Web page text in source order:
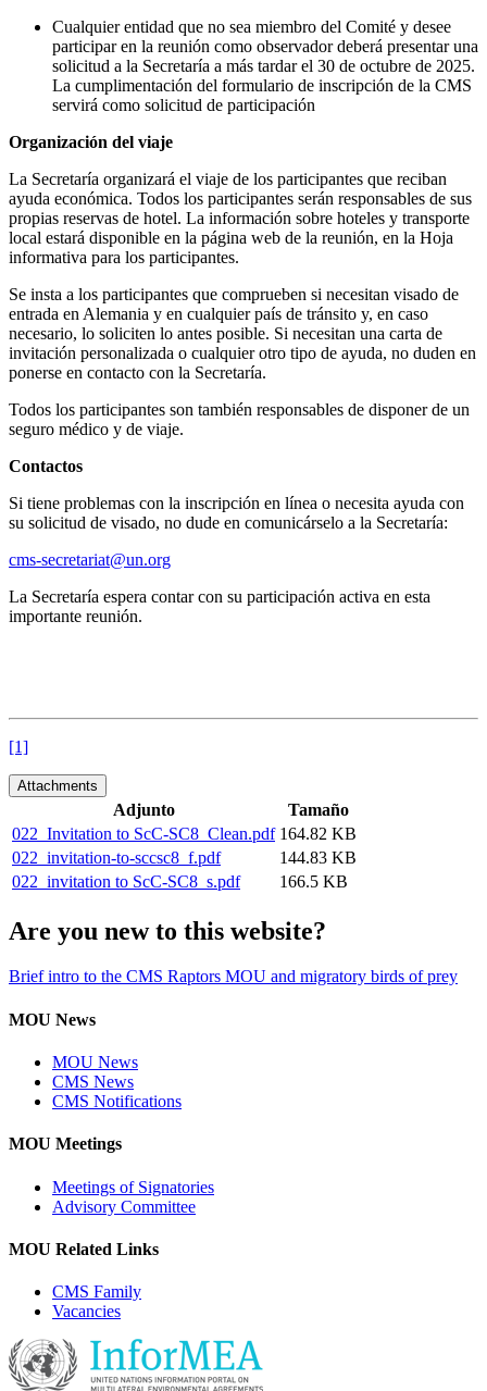
Cualquier entidad que no sea miembro del Comité y desee
participar en la reunión como observador deberá presentar una
solicitud a la Secretaría a más tardar el 30 de octubre de 2025.
La cumplimentación del formulario de inscripción de la CMS
servirá como solicitud de participación
Organización del viaje
La Secretaría organizará el viaje de los participantes que reciban
ayuda económica. Todos los participantes serán responsables de sus
propias reservas de hotel. La información sobre hoteles y transporte
local estará disponible en la página web de la reunión, en la Hoja
informativa para los participantes.
Se insta a los participantes que comprueben si necesitan visado de
entrada en Alemania y en cualquier país de tránsito y, en caso
necesario, lo soliciten lo antes posible. Si necesitan una carta de
invitación personalizada o cualquier otro tipo de ayuda, no duden en
ponerse en contacto con la Secretaría.
Todos los participantes son también responsables de disponer de un
seguro médico y de viaje.
Contactos
Si tiene problemas con la inscripción en línea o necesita ayuda con
su solicitud de visado, no dude en comunicárselo a la Secretaría:
cms-secretariat@un.org
La Secretaría espera contar con su participación activa en esta
importante reunión.
[1]
Attachments
Adjunto
Tamaño
022_Invitation to ScC-SC8_Clean.pdf 164.82 KB
022_invitation-to-sccsc8_f.pdf
144.83 KB
022_invitation to ScC-SC8_s.pdf
166.5 KB
Are you new to this website?
Brief intro to the CMS Raptors MOU and migratory birds of prey
MOU News
MOU News
CMS News
CMS Notifications
MOU Meetings
Meetings of Signatories
Advisory Committee
MOU Related Links
CMS Family
Vacancies